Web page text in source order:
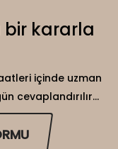
bir kararla
içinde uzman
cevaplandırılır...